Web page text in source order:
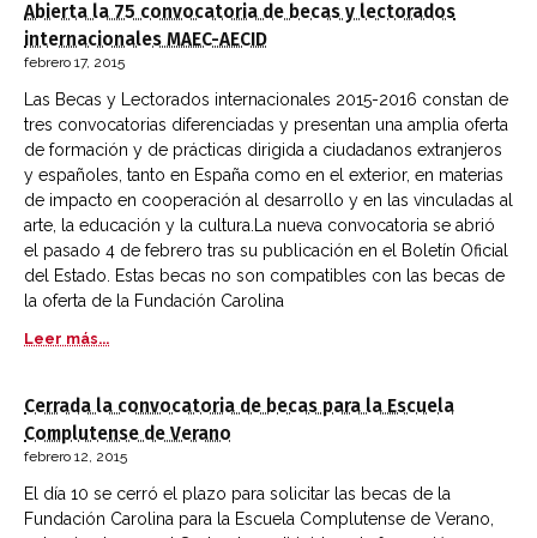
Abierta la 75 convocatoria de becas y lectorados
internacionales MAEC-AECID
febrero 17, 2015
Las Becas y Lectorados internacionales 2015-2016 constan de
tres convocatorias diferenciadas y presentan una amplia oferta
de formación y de prácticas dirigida a ciudadanos extranjeros
y españoles, tanto en España como en el exterior, en materias
de impacto en cooperación al desarrollo y en las vinculadas al
arte, la educación y la cultura.La nueva convocatoria se abrió
el pasado 4 de febrero tras su publicación en el Boletín Oficial
del Estado. Estas becas no son compatibles con las becas de
la oferta de la Fundación Carolina
Leer más...
Cerrada la convocatoria de becas para la Escuela
Complutense de Verano
febrero 12, 2015
El día 10 se cerró el plazo para solicitar las becas de la
Fundación Carolina para la Escuela Complutense de Verano,